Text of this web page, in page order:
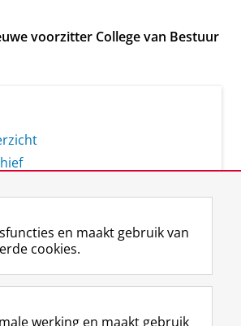
voorzitter College van Bestuur
RUG
F
a
L
i
R
S
I
n
Y
o
en maakt gebruik van
cookies.
werking en maakt gebruik